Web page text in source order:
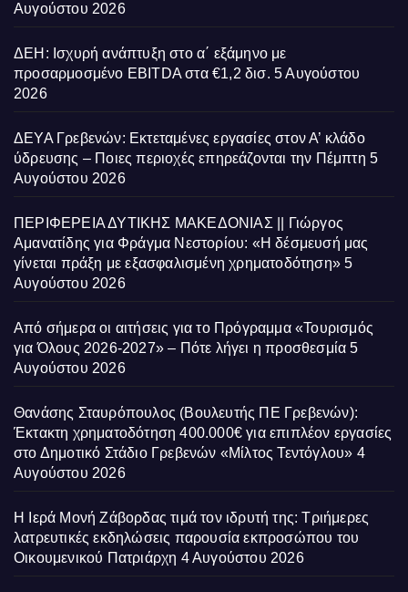
Αυγούστου 2026
ΔΕΗ: Ισχυρή ανάπτυξη στο α΄ εξάμηνο με
προσαρμοσμένο EBITDA στα €1,2 δισ. 5 Αυγούστου
2026
ΔΕΥΑ Γρεβενών: Εκτεταμένες εργασίες στον Α’ κλάδο
ύδρευσης – Ποιες περιοχές επηρεάζονται την Πέμπτη 5
Αυγούστου 2026
ΠΕΡΙΦΕΡΕΙΑ ΔΥΤΙΚΗΣ ΜΑΚΕΔΟΝΙΑΣ || Γιώργος
Αμανατίδης για Φράγμα Νεστορίου: «Η δέσμευσή μας
γίνεται πράξη με εξασφαλισμένη χρηματοδότηση» 5
Αυγούστου 2026
Από σήμερα οι αιτήσεις για το Πρόγραμμα «Τουρισμός
για Όλους 2026-2027» – Πότε λήγει η προσθεσμία 5
Αυγούστου 2026
Θανάσης Σταυρόπουλος (Βουλευτής ΠΕ Γρεβενών):
Έκτακτη χρηματοδότηση 400.000€ για επιπλέον εργασίες
στο Δημοτικό Στάδιο Γρεβενών «Μίλτος Τεντόγλου» 4
Αυγούστου 2026
Η Ιερά Μονή Ζάβορδας τιμά τον ιδρυτή της: Τριήμερες
λατρευτικές εκδηλώσεις παρουσία εκπροσώπου του
Οικουμενικού Πατριάρχη 4 Αυγούστου 2026